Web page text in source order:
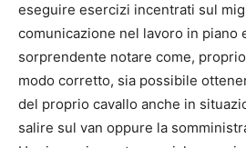
eseguire esercizi incentrati sul
comunicazione nel lavoro in piano
sorprendente notare come,
modo corretto, sia possibile
del proprio cavallo anche in
salire sul van oppure la